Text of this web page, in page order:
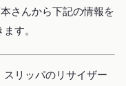
さんから下記の情報を
す。
リッパのリサイザー